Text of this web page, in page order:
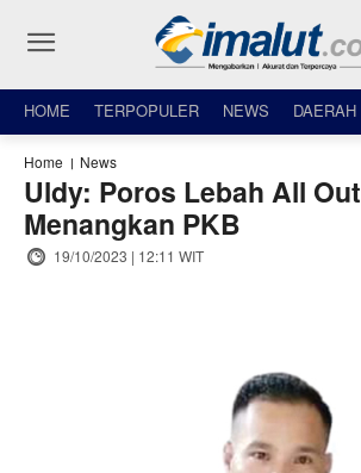
HOME TERPOPULER NEWS DAERAH
Home News
Uldy: Poros Lebah All Out
Menangkan PKB
19/10/2023 | 12:11 WIT